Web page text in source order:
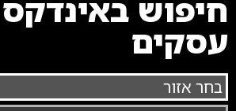
חיפוש באינדקס
עסקים